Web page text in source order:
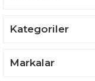
Kategoriler
Markalar